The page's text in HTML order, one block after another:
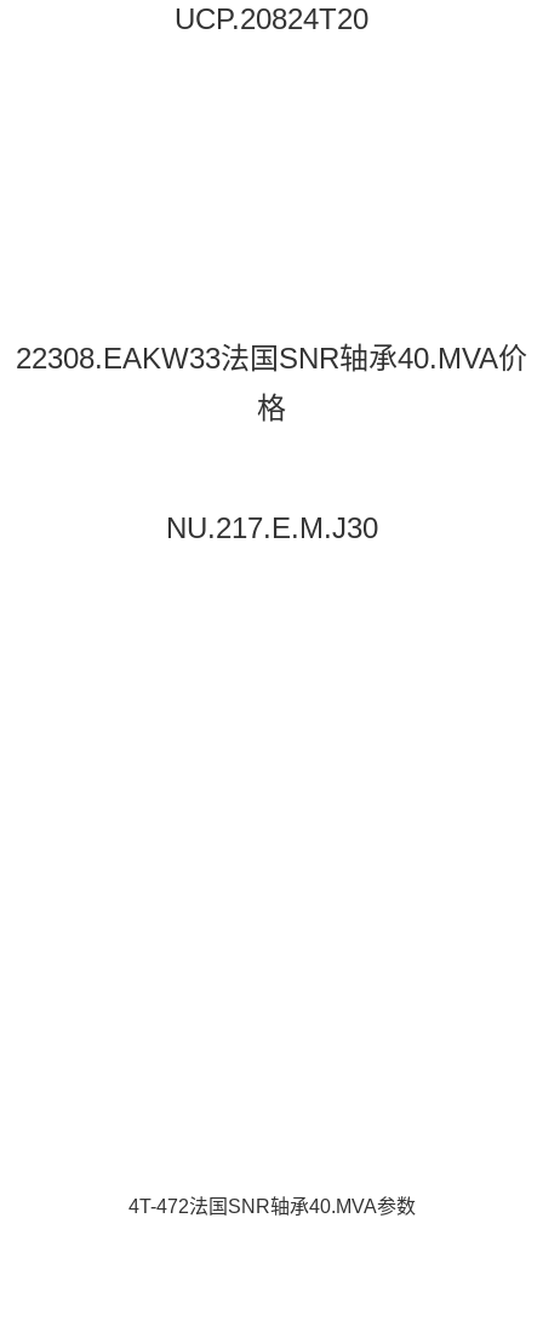
UCP.20824T20
22308.EAKW33法国SNR轴承40.MVA价
格
NU.217.E.M.J30
4T-472法国SNR轴承40.MVA参数